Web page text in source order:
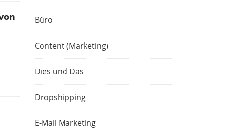
Büro
Content (Marketing)
Dies und Das
Dropshipping
E-Mail Marketing